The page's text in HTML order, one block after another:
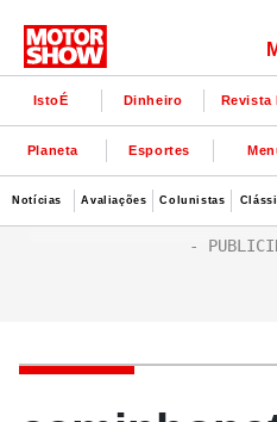
IstoÉ Dinheiro Revista
Planeta Esportes
Notícias Avaliações Colunistas